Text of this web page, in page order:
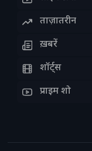
ताज़ातरीन
ख़बरें
शॉर्ट्स
प्राइम शो